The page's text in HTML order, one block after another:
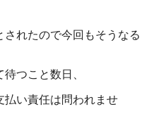
れたので今回もそうなる
つこと数日、
払い責任は問われませ